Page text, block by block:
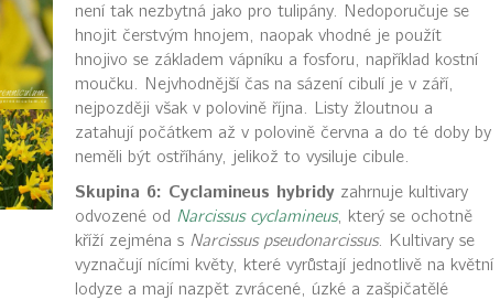
není tak nezbytná jako pro tulipány. Nedoporučuje se
hnojit čerstvým hnojem, naopak vhodné je použít
hnojivo se základem vápníku a fosforu, například kostní
moučku. Nejvhodnější čas na sázení cibulí je v září,
nejpozději však v polovině října. Listy žloutnou a
zatahují počátkem až v polovině června a do té doby by
neměli být ostříhány, jelikož to vysiluje cibule.
Skupina 6: Cyclamineus hybridyzahrnuje kultivary
odvozené od Narcissus cyclamineus, který se ochotně
kříží zejména s Narcissus pseudonarcissus. Kultivary se
vyznačují nícími květy, které vyrůstají jednotlivě na květní
lodyze a mají nazpět zvrácené, úzké a zašpičatělé